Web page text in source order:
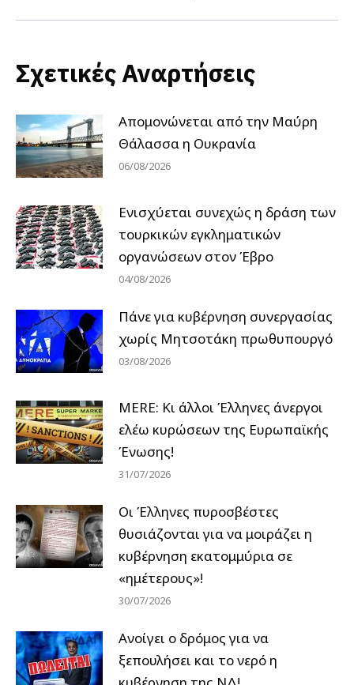
Σχετικές Αναρτήσεις
Απομονώνεται από την Μαύρη
Θάλασσα η Ουκρανία
06/08/2026
Ενισχύεται συνεχώς η δράση των
τουρκικών εγκληματικών
οργανώσεων στον Έβρο
04/08/2026
Πάνε για κυβέρνηση συνεργασίας
χωρίς Μητσοτάκη πρωθυπουργό
03/08/2026
MERE: Κι άλλοι Έλληνες άνεργοι
ελέω κυρώσεων της Ευρωπαϊκής
Ένωσης!
31/07/2026
Οι Έλληνες πυροσβέστες
θυσιάζονται για να μοιράζει η
κυβέρνηση εκατομμύρια σε
«ημέτερους»!
30/07/2026
Ανοίγει ο δρόμος για να
ξεπουλήσει και το νερό η